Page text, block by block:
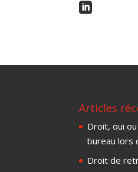

Articles
Droit, oui
bureau lors
Droit de